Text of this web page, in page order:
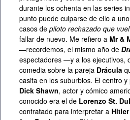
durante los ochenta en las series
punto puede culparse de ello a
casos de piloto rechazado que
fallar de nuevo. Me refiero a Mr &
—recordemos, el mismo año de
espectadores —y a los ejecutivos,
comedia sobre la pareja Drácula
casita en los suburbios. El centro
Dick Shawn, actor y cómico
conocido era el de Lorenzo St.
contratado para interpretar a Hitler